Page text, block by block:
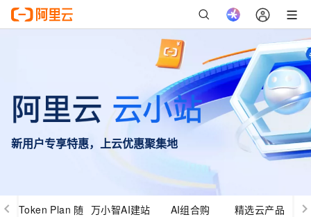
新用户专享特惠，上云优惠聚集地
Token Plan 随 万小智AI建站 AI组合购 精选云产品